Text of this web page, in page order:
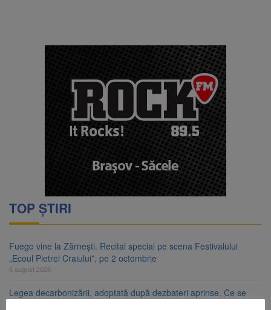
TOP ȘTIRI
Fuego vine la Zărnești. Recital special pe scena Festivalului
„Ecoul Pietrei Craiului”, pe 2 octombrie
6 august 2026
Legea decarbonizării, adoptată după dezbateri aprinse. Ce se